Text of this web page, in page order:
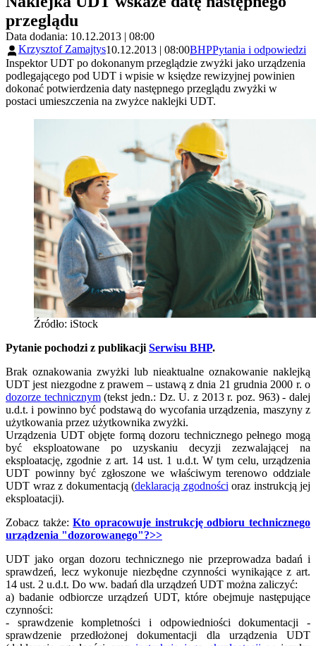
przeglądu
Data dodania: 10.12.2013 | 08:00
Krzysztof Zamajtys10.12.2013 | 08:00BHPPytania i odpowiedzi
Inspektor UDT po dokonanym przeglądzie zwyżki jako urządzenia
podlegającego pod UDT i wpisie w księdze rewizyjnej powinien
dokonać potwierdzenia daty następnego przeglądu zwyżki w
postaci umieszczenia na zwyżce naklejki UDT.
Źródło: iStock
Pytanie pochodzi z publikacji Serwisu BHP.
Brak oznakowania zwyżki lub nieaktualne oznakowanie naklejką
UDT jest niezgodne z prawem – ustawą z dnia 21 grudnia 2000 r. o
dozorze technicznym(tekst jedn.: Dz. U. z 2013 r. poz. 963) - dalej
u.d.t. i powinno być podstawą do wycofania urządzenia, maszyny z
użytkowania przez użytkownika zwyżki.
Urządzenia UDT objęte formą dozoru technicznego pełnego mogą
być eksploatowane po uzyskaniu decyzji zezwalającej na
eksploatację, zgodnie z art. 14 ust. 1 u.d.t. W tym celu, urządzenia
UDT powinny być zgłoszone we właściwym terenowo oddziale
UDT wraz z dokumentacją (deklaracją zgodności oraz instrukcją jej
eksploatacji).
Zobacz także:Kto opracowuje instrukcję odbioru technicznego
urządzenia "dozorowanego"?>>
UDT jako organ dozoru technicznego nie przeprowadza badań i
sprawdzeń, lecz wykonuje niezbędne czynności wynikające z art.
14 ust. 2 u.d.t. Do ww. badań dla urządzeń UDT można zaliczyć:
a) badanie odbiorcze urządzeń UDT, które obejmuje następujące
czynności:
- sprawdzenie kompletności i odpowiedniości dokumentacji -
sprawdzenie przedłożonej dokumentacji dla urządzenia UDT